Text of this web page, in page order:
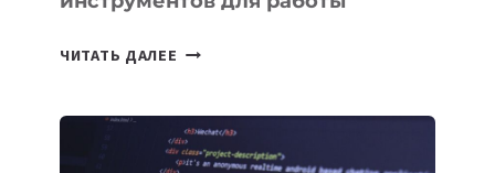
ЧИТАТЬ ДАЛЕЕ ТАСК-
ПОЛЕЗНЫХ
ИНСТРУМЕНТОВ